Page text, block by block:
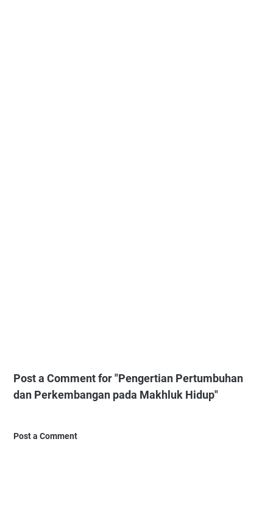
Post a Comment for "Pengertian Pertumbuhan
dan Perkembangan pada Makhluk Hidup"
Post a Comment